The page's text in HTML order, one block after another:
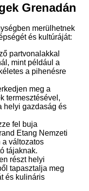
Grenadán
merülhetnek
és kultúráját:
partvonalakkal
mint például a
a pihenésre
meg a
termesztésével,
helyi gazdaság és
fel buja
Etang Nemzeti
a változatos
tájaknak.
részt helyi
tapasztalja meg
és kulináris